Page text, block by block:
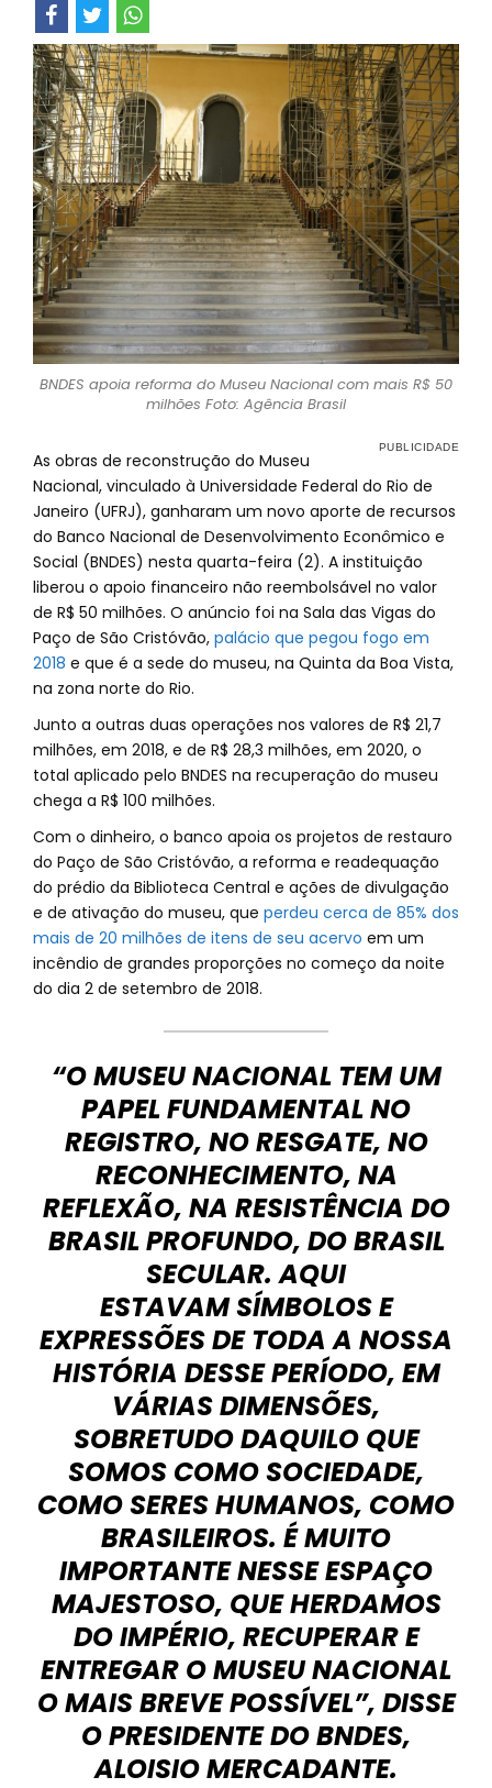
BNDES apoia reforma do Museu Nacional com mais R$ 50
milhões Foto: Agência Brasil
As obras de reconstrução do Museu
Nacional, vinculado à Universidade Federal do Rio de
Janeiro (UFRJ), ganharam um novo aporte de recursos
do Banco Nacional de Desenvolvimento Econômico e
Social (BNDES) nesta quarta-feira (2). A instituição
liberou o apoio financeiro não reembolsável no valor
de R$ 50 milhões. O anúncio foi na Sala das Vigas do
Paço de São Cristóvão, palácio que pegou fogo em
2018 e que é a sede do museu, na Quinta da Boa Vista,
na zona norte do Rio.
Junto a outras duas operações nos valores de R$ 21,7
milhões, em 2018, e de R$ 28,3 milhões, em 2020, o
total aplicado pelo BNDES na recuperação do museu
chega a R$ 100 milhões.
Com o dinheiro, o banco apoia os projetos de restauro
do Paço de São Cristóvão, a reforma e readequação
do prédio da Biblioteca Central e ações de divulgação
e de ativação do museu, que perdeu cerca de 85% dos
mais de 20 milhões de itens de seu acervo em um
incêndio de grandes proporções no começo da noite
do dia 2 de setembro de 2018.
“O MUSEU NACIONAL TEM UM
PAPEL FUNDAMENTAL NO
REGISTRO, NO RESGATE, NO
RECONHECIMENTO, NA
REFLEXÃO, NA RESISTÊNCIA DO
BRASIL PROFUNDO, DO BRASIL
SECULAR. AQUI
ESTAVAM SÍMBOLOS E
EXPRESSÕES DE TODA A NOSSA
HISTÓRIA DESSE PERÍODO, EM
VÁRIAS DIMENSÕES,
SOBRETUDO DAQUILO QUE
SOMOS COMO SOCIEDADE,
COMO SERES HUMANOS, COMO
BRASILEIROS. É MUITO
IMPORTANTE NESSE ESPAÇO
MAJESTOSO, QUE HERDAMOS
DO IMPÉRIO, RECUPERAR E
ENTREGAR O MUSEU NACIONAL
O MAIS BREVE POSSÍVEL”, DISSE
O PRESIDENTE DO BNDES,
ALOISIO MERCADANTE.